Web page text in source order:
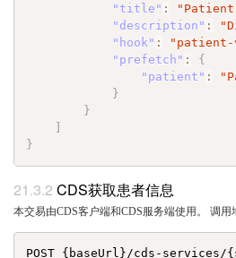
"title" :
"description" :
"hook" : "patient-
"prefetch" :
{
"patient" :
}
}
}
CDS获取患者信息
本交易由CDS客户端和CDS服务端使用。 调用